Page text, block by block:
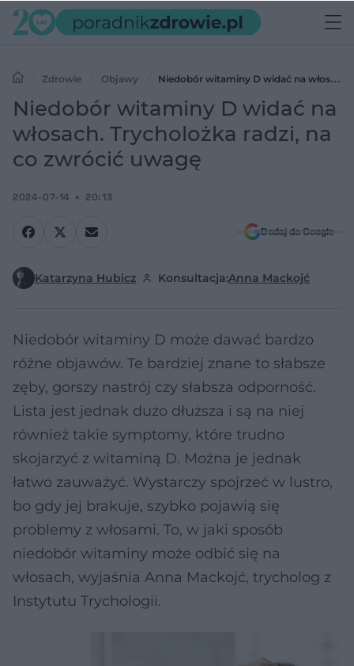
Zdrowie Objawy
Niedobór witaminy D widać na włosach.
Trycholożka radzi, na co zwrócić uwagę
Niedobór witaminy D widać na
włosach. Trycholożka radzi, na
co zwrócić uwagę
2024-07-14 20:13
Dodaj do Google
Katarzyna Hubicz Konsultacja:Anna Mackojć
Niedobór witaminy D może dawać bardzo
różne objawów. Te bardziej znane to słabsze
zęby, gorszy nastrój czy słabsza odporność.
Lista jest jednak dużo dłuższa i są na niej
również takie symptomy, które trudno
skojarzyć z witaminą D. Można je jednak
łatwo zauważyć. Wystarczy spojrzeć w lustro,
bo gdy jej brakuje, szybko pojawią się
problemy z włosami. To, w jaki sposób
niedobór witaminy może odbić się na
włosach, wyjaśnia Anna Mackojć, trycholog z
Instytutu Trychologii.